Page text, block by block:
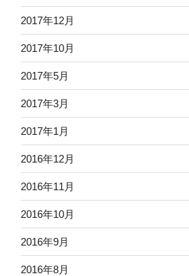
2017年12月
2017年10月
2017年5月
2017年3月
2017年1月
2016年12月
2016年11月
2016年10月
2016年9月
2016年8月